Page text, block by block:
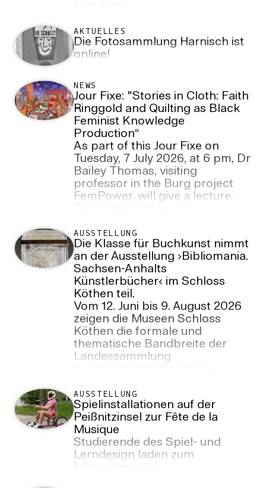
AKTUELLES
Die Fotosammlung Harnisch ist
online!
NEWS
Jour Fixe: "Stories in Cloth: Faith
Ringgold and Quilting as Black
Feminist Knowledge
Production“
As part of this Jour Fixe on
Tuesday, 7 July 2026, at 6 pm, Dr
Bailey Thomas, visiting
professor in the Burg project
FemPower, will give a lecture.
approaches to creativity,
memory and the culture of
knowledge, whilst also
highlighting the significance of
quilting as both an artistic and
intellectual practice. The event
will take place at the Villa,
Neuwerk 7, Room 103/104.
AUSSTELLUNG
Die Klasse für Buchkunst nimmt
an der Ausstellung ›Bibliomania.
Sachsen-Anhalts
Künstlerbücher‹ im Schloss
Köthen teil.
Vom 12. Juni bis 9. August 2026
zeigen die Museen Schloss
Köthen die formale und
thematische Bandbreite der
Landessammlung
werden auch Arbeiten von
Lehrenden, Absolvent*innen
und Studierenden der Burg
Giebichenstein
Kunsthochschule Halle zu sehen
sein.
AUSSTELLUNG
Spielinstallationen auf der
Peißnitzinsel zur Fête de la
Musique
Studierende des Spiel- und
Lerndesign laden zum